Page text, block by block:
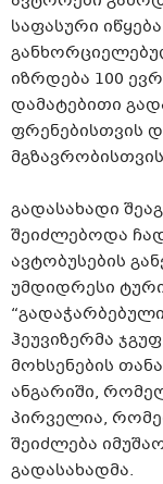
საფასური
იზრდება 100
დამატებითი
ფრენებისთვის
გადასახადი
შეიძლებოდა
ავტობუსების
უმდიდრესი
ჰეუვიზერმა
მოხსენების
ანგარიში,
პირველია,
შეიძლება
გადასახადმა.